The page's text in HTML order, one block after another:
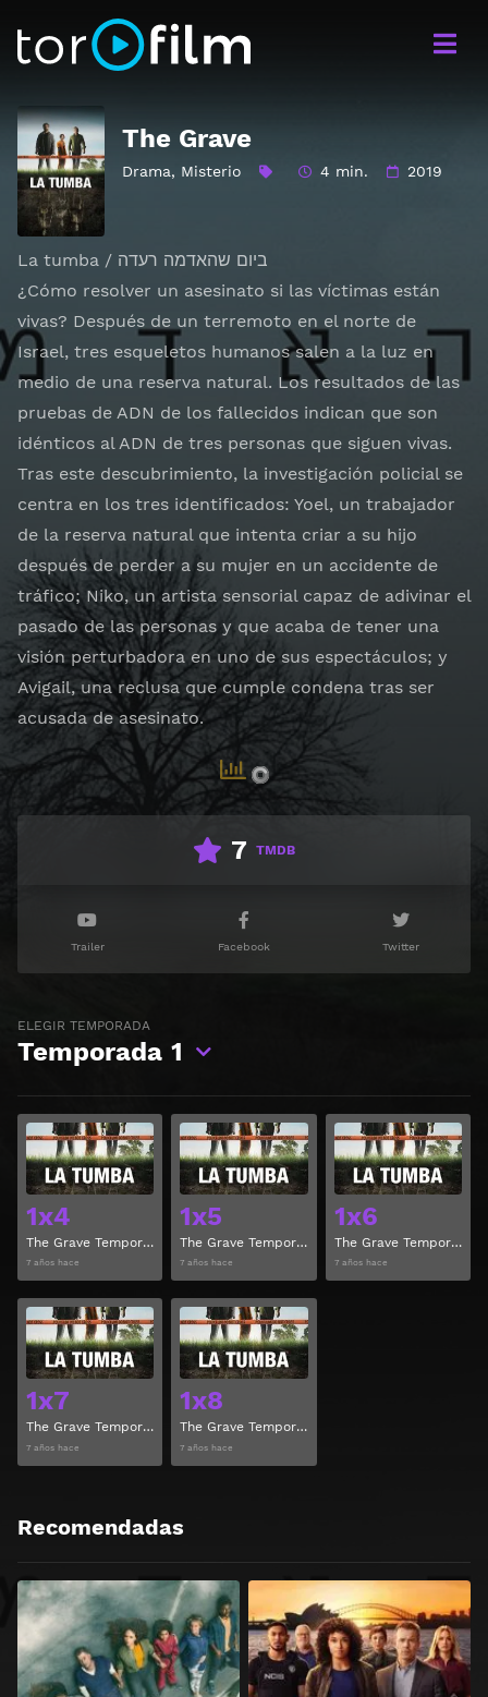
The Grave
Drama, Misterio 4 min. 2019
La tumba / ביום שהאדמה רעדה
¿Cómo resolver un asesinato si las víctimas están
vivas? Después de un terremoto en el norte de
Israel, tres esqueletos humanos salen a la luz en
medio de una reserva natural. Los resultados de las
pruebas de ADN de los fallecidos indican que son
idénticos al ADN de tres personas que siguen vivas.
Tras este descubrimiento, la investigación policial se
centra en los tres identificados: Yoel, un trabajador
de la reserva natural que intenta criar a su hijo
después de perder a su mujer en un accidente de
tráfico; Niko, un artista sensorial capaz de adivinar el
pasado de las personas y que acaba de tener una
visión perturbadora en uno de sus espectáculos; y
Avigail, una reclusa que cumple condena tras ser
acusada de asesinato.
7 TMDB
Trailer Facebook Twitter
ELEGIR TEMPORADA
Temporada 1
1x4
The Grave Temporada 1 Capitulo 4
7 años hace
Ver
1x5
The Grave Temporada 1 Capitulo 5
7 años hace
Ver
1x6
The Grave Temporada 1 Capitulo 6
7 años hace
1x7
The Grave Temporada 1 Capitulo 7
7 años hace
Ver
1x8
The Grave Temporada 1 Capitulo 8
7 años hace
Recomendadas